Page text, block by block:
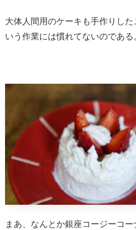
大体人間用のケーキも手作りした
いう作業には慣れてないのである
まあ、なんとか銀座コージーコ